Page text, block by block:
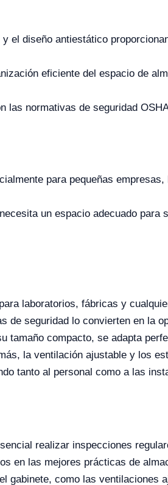
el diseño antiestático
eficiente del espacio de
las normativas de seguridad
para pequeñas
un espacio adecuado para
laboratorios, fábricas y
seguridad lo convierten en la
compacto, se adapta
la ventilación ajustable y los
tanto al personal como a las
realizar inspecciones
en las mejores prácticas de
gabinete, como las ventilaciones